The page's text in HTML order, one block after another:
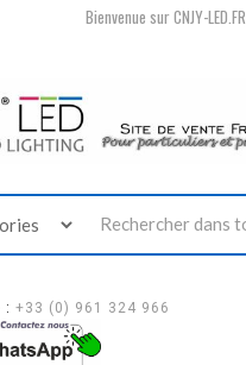
Bienvenue sur CNJY-LED.FR
: +33 (0) 961 324 966